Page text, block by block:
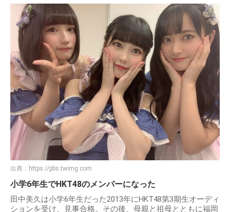
出典： https://pbs.twimg.com
小学6年生でHKT48のメンバーになった
田中美久は小学6年生だった2013年にHKT48第3期生オーディ
ションを受け、見事合格。その後、母親と祖母とともに福岡